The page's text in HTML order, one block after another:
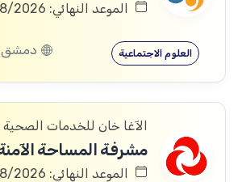
الموعد النهائي: 21/08/2026
العلوم الاجتماعية دمشق
الآغا خان للخدمات الصحية
الموعد النهائي: 16/08/2026